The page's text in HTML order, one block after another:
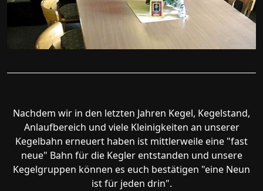
Nachdem wir in den letzten Jahren Kegel, Kegelstand,
Anlaufbereich und viele Kleinigkeiten an unserer
Kegelbahn erneuert haben ist mittlerweile eine "fast
neue" Bahn für die Kegler entstanden und unsere
Kegelgruppen können es euch bestätigen "eine Neun
ist für jeden drin".